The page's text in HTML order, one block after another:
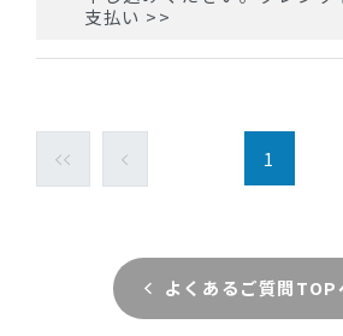
支払い >>
1
よくあるご質問TOP